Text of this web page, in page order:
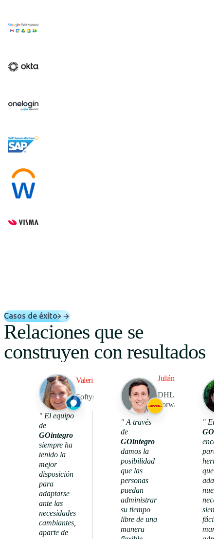
Casos de éxito
Relaciones que se
construyen con resultados
Valerie Kroneberg
Softys Latam
" El equipo
de
GOintegro
siempre ha
tenido la
mejor
disposición
para
adaptarse
ante las
necesidades
cambiantes,
aparte de
1096
reconocimientos
Julián Pedraza
DHL Global
Forwarding
" A través
de
GOintegro
damos la
posibilidad
que las
personas
puedan
administrar
su tiempo
libre de una
manera
92%
nivel de
actividad
" En
que
fácil